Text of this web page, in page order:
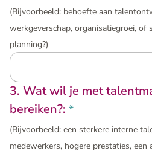
(Bijvoorbeeld: behoefte aan
werkgeverschap, organisatiegroei, of
planning?)
3. Wat wil je met
bereiken?: *
(Bijvoorbeeld: een sterkere interne
medewerkers, hogere prestaties, een